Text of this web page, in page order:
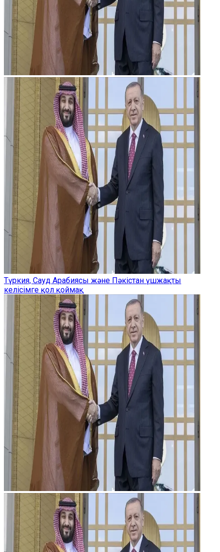
Түркия, Сауд Арабиясы және Пәкістан үшжақты
келісімге қол қоймақ